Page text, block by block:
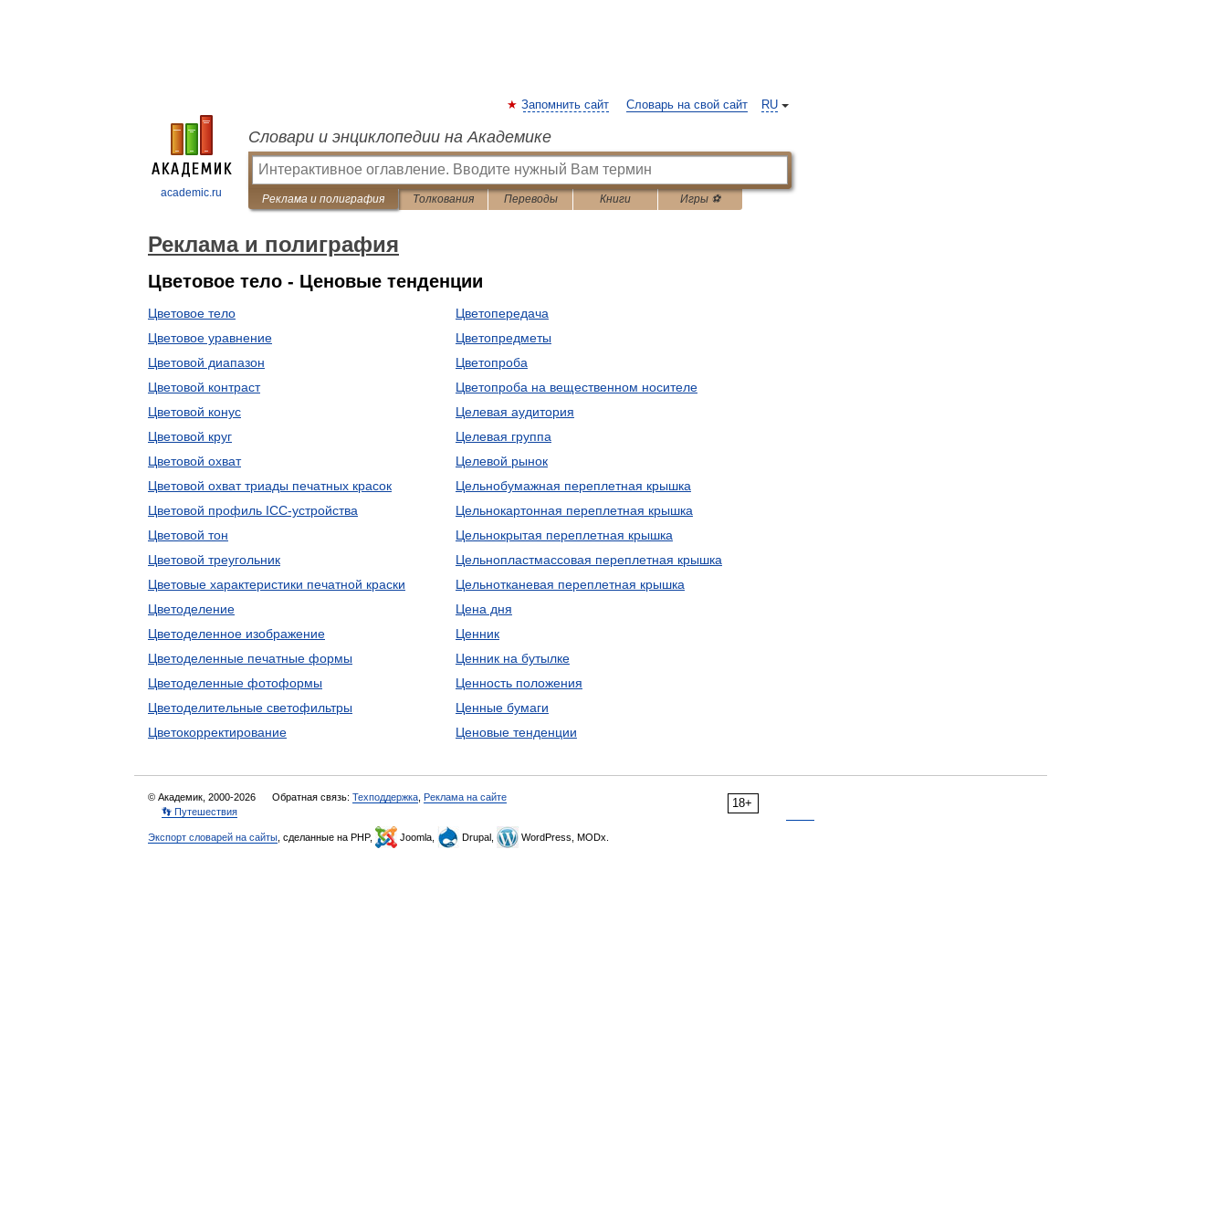
academic.ru
RU
Запомнить сайт Словарь на свой сайт
Словари и энциклопедии на Академике
Реклама и полиграфия Толкования Переводы Книги Игры ⚽
Реклама и полиграфия
Цветовое тело - Ценовые тенденции
Цветовое тело
Цветовое уравнение
Цветовой диапазон
Цветовой контраст
Цветовой конус
Цветовой круг
Цветовой охват
Цветовой охват триады печатных красок
Цветовой профиль ICC-устройства
Цветовой тон
Цветовой треугольник
Цветовые характеристики печатной краски
Цветоделение
Цветоделенное изображение
Цветоделенные печатные формы
Цветоделенные фотоформы
Цветоделительные светофильтры
Цветокорректирование
Цветопередача
Цветопредметы
Цветопроба
Цветопроба на вещественном носителе
Целевая аудитория
Целевая группа
Целевой рынок
Цельнобумажная переплетная крышка
Цельнокартонная переплетная крышка
Цельнокрытая переплетная крышка
Цельнопластмассовая переплетная крышка
Цельнотканевая переплетная крышка
Цена дня
Ценник
Ценник на бутылке
Ценность положения
Ценные бумаги
Ценовые тенденции
18+
© Академик, 2000-2026 Обратная связь: Техподдержка Реклама на сайте
👣 Путешествия
Экспорт словарей на сайты , сделанные на PHP, Joomla, Drupal, WordPress, MODx.